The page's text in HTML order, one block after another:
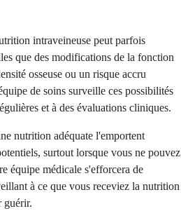
intraveineuse peut parfois
que des modifications de la fonction
osseuse ou un risque accru
de soins surveille ces possibilités
et à des évaluations cliniques.
nutrition adéquate l'emportent
surtout lorsque vous ne pouvez
équipe médicale s'efforcera de
à ce que vous receviez la nutrition
guérir.